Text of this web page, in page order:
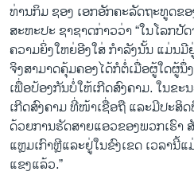
ພາສາຕ່າງໆ
ທ່ານກິມ ຊອງ ເອກອັກຄະລັດຖະທູດຂ
ສະຫະປະ ຊາຊາດກ່າວວ່າ “ໃນໂລກ
ຄວາມຍິ່ງໃຫຍ່ອີງໃສ່ ກຳລັງນັ້ນ ແມ່ນ
ຈິງສາມາດຄຸ້ມຄອງໄດ້ກໍຕໍ່ເມື່ອຜູ້ໃດຜູ້
ເພື່ອປ້ອງກັນບໍ່ໃຫ້ເກີດສົງຄາມ. ໃນຂ
ເກີດສົງຄາມ ທີ່ໜ້າເຊື່ອຖື ແລະມີປະສິ
ດ້ວຍການຮັດສາຍແອວຂອງພວກເຮົາ
ແຫຼມເກົາຫຼີແລະຢູ່ໃນຂົງເຂດ ເວລານີ້
ແຂງແລ້ວ.”